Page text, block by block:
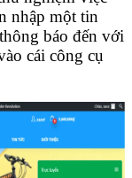
nhập một tin
báo đến với
cái công cụ